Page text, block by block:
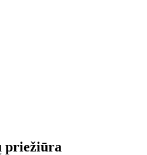
priežiūra